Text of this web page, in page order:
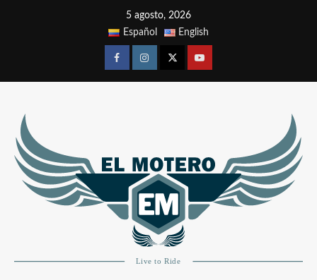
5 agosto, 2026
Español
English